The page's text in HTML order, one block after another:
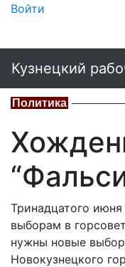
Войти
Кузнецкий
Политика
Тринадцатого
выборам в
нужны новые
Новокузнецкого